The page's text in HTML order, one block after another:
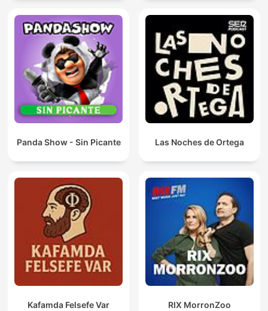
Panda Show - Sin Picante Las Noches de Ortega
Kafamda Felsefe Var RIX MorronZoo